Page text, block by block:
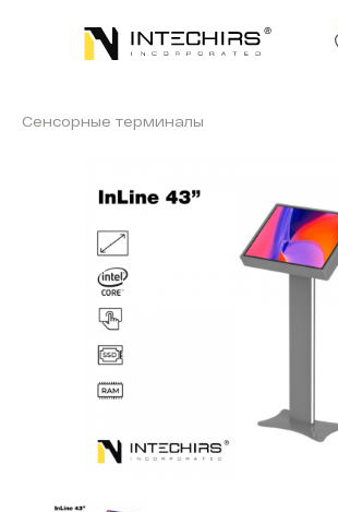
Сенсорные терминалы